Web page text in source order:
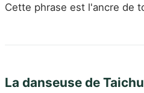
Cette phrase est l'ancre de
La danseuse de